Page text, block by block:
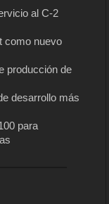
al C-2
como nuevo
producción de
desarrollo más
para